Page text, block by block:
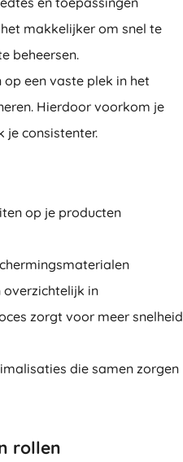
makkelijker om snel te
beheersen.
een vaste plek in het
Hierdoor voorkom je
je consistenter.
op je producten
overzichtelijk in
zorgt voor meer snelheid
die samen zorgen
rollen